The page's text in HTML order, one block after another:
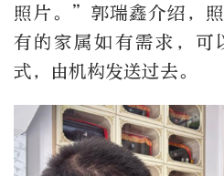
照片。”郭瑞鑫介绍，照
有的家属如有需求，可
式，由机构发送过去。